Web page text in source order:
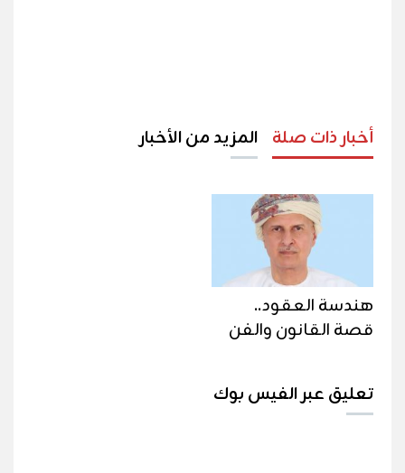
أخبار ذات صلة المزيد من الأخبار
هندسة العقود..
قصة القانون والفن
تعليق عبر الفيس بوك